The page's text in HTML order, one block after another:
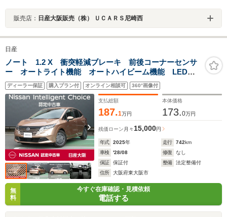
販売店： 日産大阪販売（株） ＵＣＡＲＳ尼崎西
日産
ノート 1.2 X 衝突軽減ブレーキ 前後コーナーセンサ
ー オートライト機能 オートハイビーム機能 LEDヘ
ッドランプ スマートルームミラー 元当社社有車
ディーラー保証 購入プラン付 オンライン相談可 360°画像付
支払総額
187.1万円
本体価格
173.0万円
残価ローン 月々15,000円
年式 2025年 走行 742km
車検
'28/08 修復
なし
保証
保証付 整備
法定整備付
住所
大阪府東大阪市
無
料
今すぐ在庫確認・見積依頼
電話する